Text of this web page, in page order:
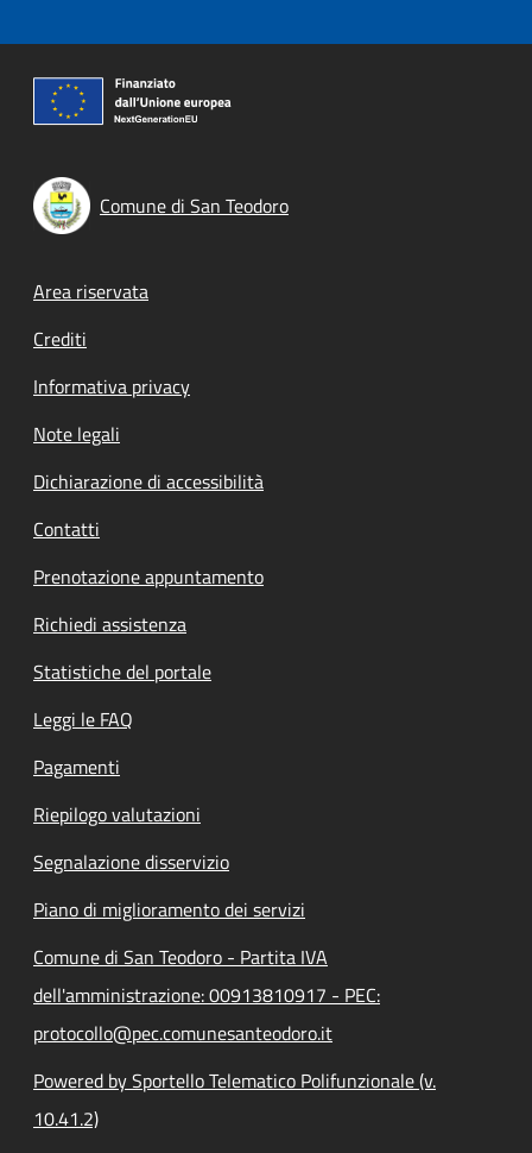
Comune di San Teodoro
Footer menu
Area riservata
Crediti
Informativa privacy
Note legali
Dichiarazione di accessibilità
Contatti
Prenotazione appuntamento
Richiedi assistenza
Statistiche del portale
Leggi le FAQ
Pagamenti
Riepilogo valutazioni
Segnalazione disservizio
Piano di miglioramento dei servizi
Comune di San Teodoro - Partita IVA
dell'amministrazione: 00913810917 - PEC:
protocollo@pec.comunesanteodoro.it
Powered by Sportello Telematico Polifunzionale (v.
10.41.2)